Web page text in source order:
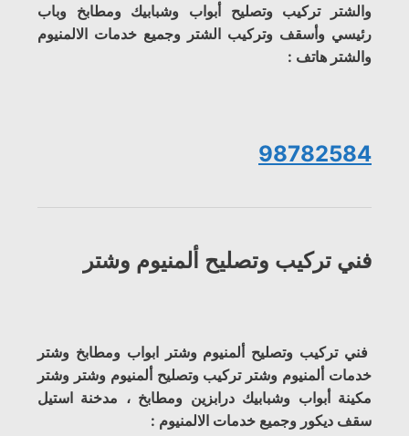
والشتر تركيب وتصليح أبواب وشبابيك ومطابخ وباب
رئيسي وأسقف وتركيب الشتر وجميع خدمات الالمنيوم
والشتر هاتف :
98782584
فني تركيب وتصليح ألمنيوم وشتر
فني تركيب وتصليح ألمنيوم وشتر ابواب ومطابخ وشتر
خدمات ألمنيوم وشتر تركيب وتصليح ألمنيوم وشتر وشتر
مكينة أبواب وشبابيك درابزين ومطابخ ، مدخنة استيل
سقف ديكور وجميع خدمات الالمنيوم :